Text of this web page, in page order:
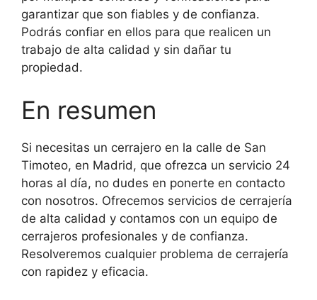
garantizar que son fiables y de confianza.
Podrás confiar en ellos para que realicen un
trabajo de alta calidad y sin dañar tu
propiedad.
En resumen
Si necesitas un cerrajero en la calle de San
Timoteo, en Madrid, que ofrezca un servicio 24
horas al día, no dudes en ponerte en contacto
con nosotros. Ofrecemos servicios de cerrajería
de alta calidad y contamos con un equipo de
cerrajeros profesionales y de confianza.
Resolveremos cualquier problema de cerrajería
con rapidez y eficacia.